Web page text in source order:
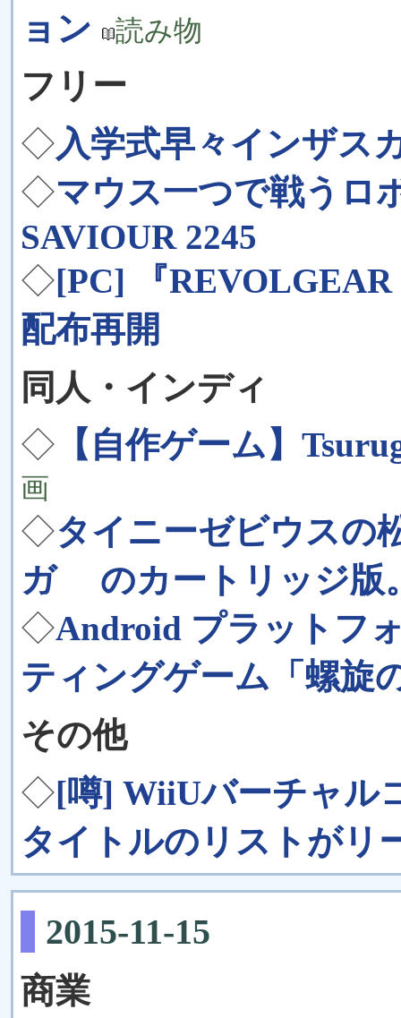
ョン
読み物
フリー
◇入学式早々インザス
◇マウス一つで戦うロ
SAVIOUR 2245
◇[PC] 『
配布再開
同人・インディ
◇ 【自作ゲーム】
画
◇タイニーゼビウスの
ガ のカートリッジ版
◇Android プラットフ
ティングゲーム「螺旋
その他
◇[噂] WiiUバーチャル
タイトルのリストがリ
2015-11-15
商業